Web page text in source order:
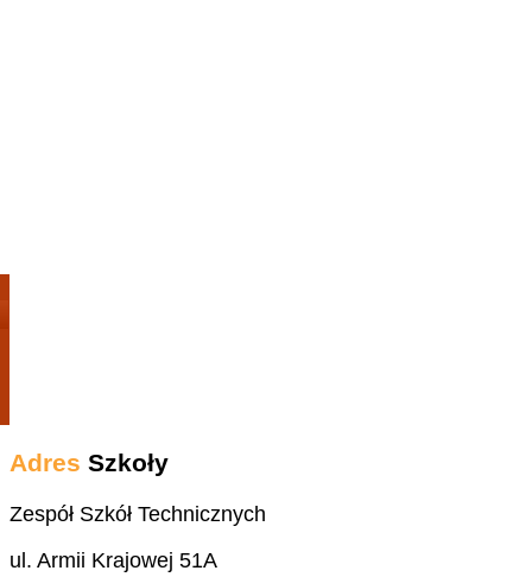
Adres Szkoły
Zespół Szkół Technicznych
ul. Armii Krajowej 51A